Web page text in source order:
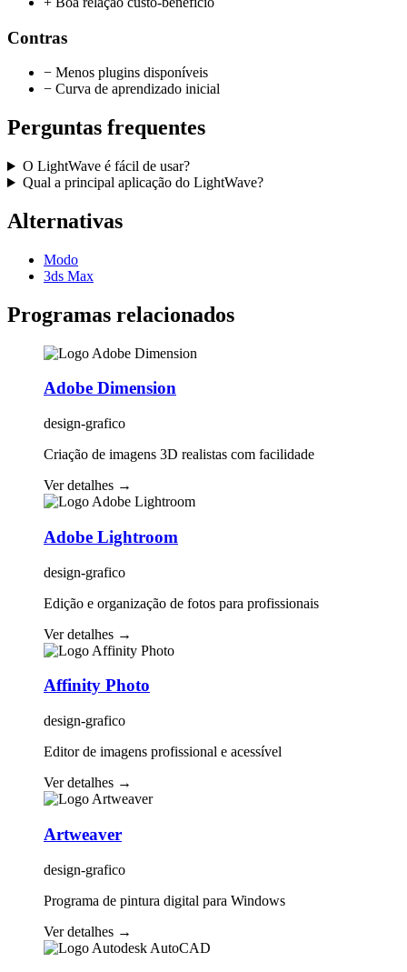
Contras
− Menos plugins disponíveis
− Curva de aprendizado inicial
Perguntas frequentes
O LightWave é fácil de usar?
Qual a principal aplicação do LightWave?
Alternativas
Modo
3ds Max
Programas relacionados
Adobe Dimension
design-grafico
Criação de imagens 3D realistas com facilidade
Ver detalhes →
Adobe Lightroom
design-grafico
Edição e organização de fotos para profissionais
Ver detalhes →
Affinity Photo
design-grafico
Editor de imagens profissional e acessível
Ver detalhes →
Artweaver
design-grafico
Programa de pintura digital para Windows
Ver detalhes →